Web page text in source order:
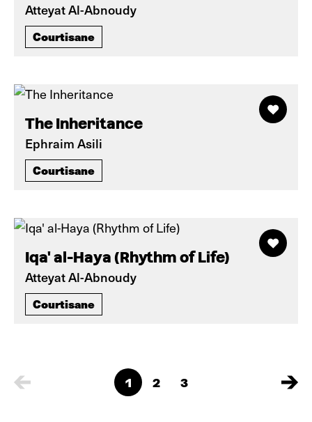
Atteyat Al-Abnoudy
Courtisane
The Inheritance
Ephraim Asili
Courtisane
Iqa' al-Haya (Rhythm of Life)
Atteyat Al-Abnoudy
Courtisane
1 2 3